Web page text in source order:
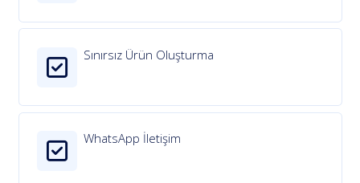
Sınırsız Ürün Oluşturma
WhatsApp İletişim